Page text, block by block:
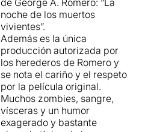
de George A. Romero: “La
noche de los muertos
vivientes”.
Además es la única
producción autorizada por
los herederos de Romero y
se nota el cariño y el respeto
por la película original.
Muchos zombies, sangre,
vísceras y un humor
exagerado y bastante